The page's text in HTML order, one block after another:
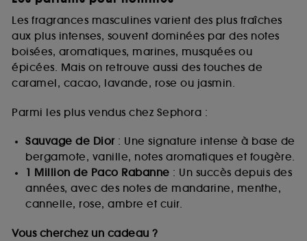
Les fragrances masculines varient des plus fraîches
aux plus intenses, souvent dominées par des notes
boisées, aromatiques, marines, musquées ou
épicées. Mais on retrouve aussi des touches de
caramel, cacao, lavande, rose ou jasmin.
Parmi les plus vendus chez Sephora :
Sauvage de Dior: Une signature intense à base de
bergamote, vanille, notes aromatiques et fougère.
1 Million de Paco Rabanne : Un succès depuis des
années, avec des notes de mandarine, menthe,
cannelle, rose, ambre et cuir.
Vous cherchez un cadeau ?